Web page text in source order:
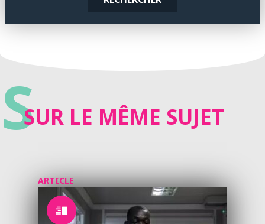
SSUR LE MÊME SUJET
ARTICLE